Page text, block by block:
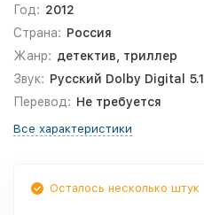
Год: 2012
Страна: Россия
Жанр: детектив, триллер
Звук: Русский Dolby Digital 5.1
Перевод: Не требуется
Все характеристики
Осталось несколько штук